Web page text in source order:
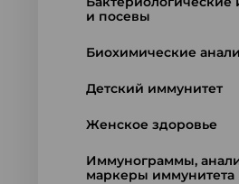
и посевы
Биохимические
Детский иммунитет
Женское здоровье
Иммунограммы,
маркеры иммунитета